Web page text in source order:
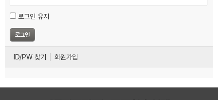
로그인 유지
ID/PW 찾기 회원가입
업무